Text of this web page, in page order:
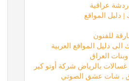
عراقية
دليل المواقع
للفنون
الى دليل المواقع العربية
العراق
بالرياض شركة أوتو كير
, شات عشق الصوتي